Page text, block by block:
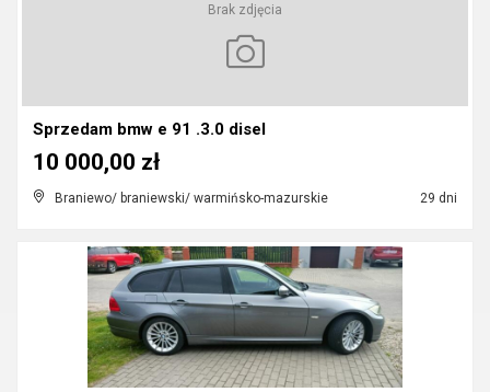
Brak zdjęcia
Sprzedam bmw e 91 .3.0 disel
Braniewo/ braniewski/ warmińsko-mazurskie 29 dni
10 000,00 zł